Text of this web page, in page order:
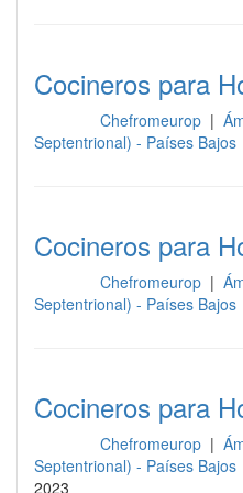
Cocineros para
Chefromeurop |
Septentrional) - Países Bajos
Cocineros para
Chefromeurop |
Septentrional) - Países Bajos
Cocineros para
Chefromeurop |
Septentrional) - Países Bajos
2023